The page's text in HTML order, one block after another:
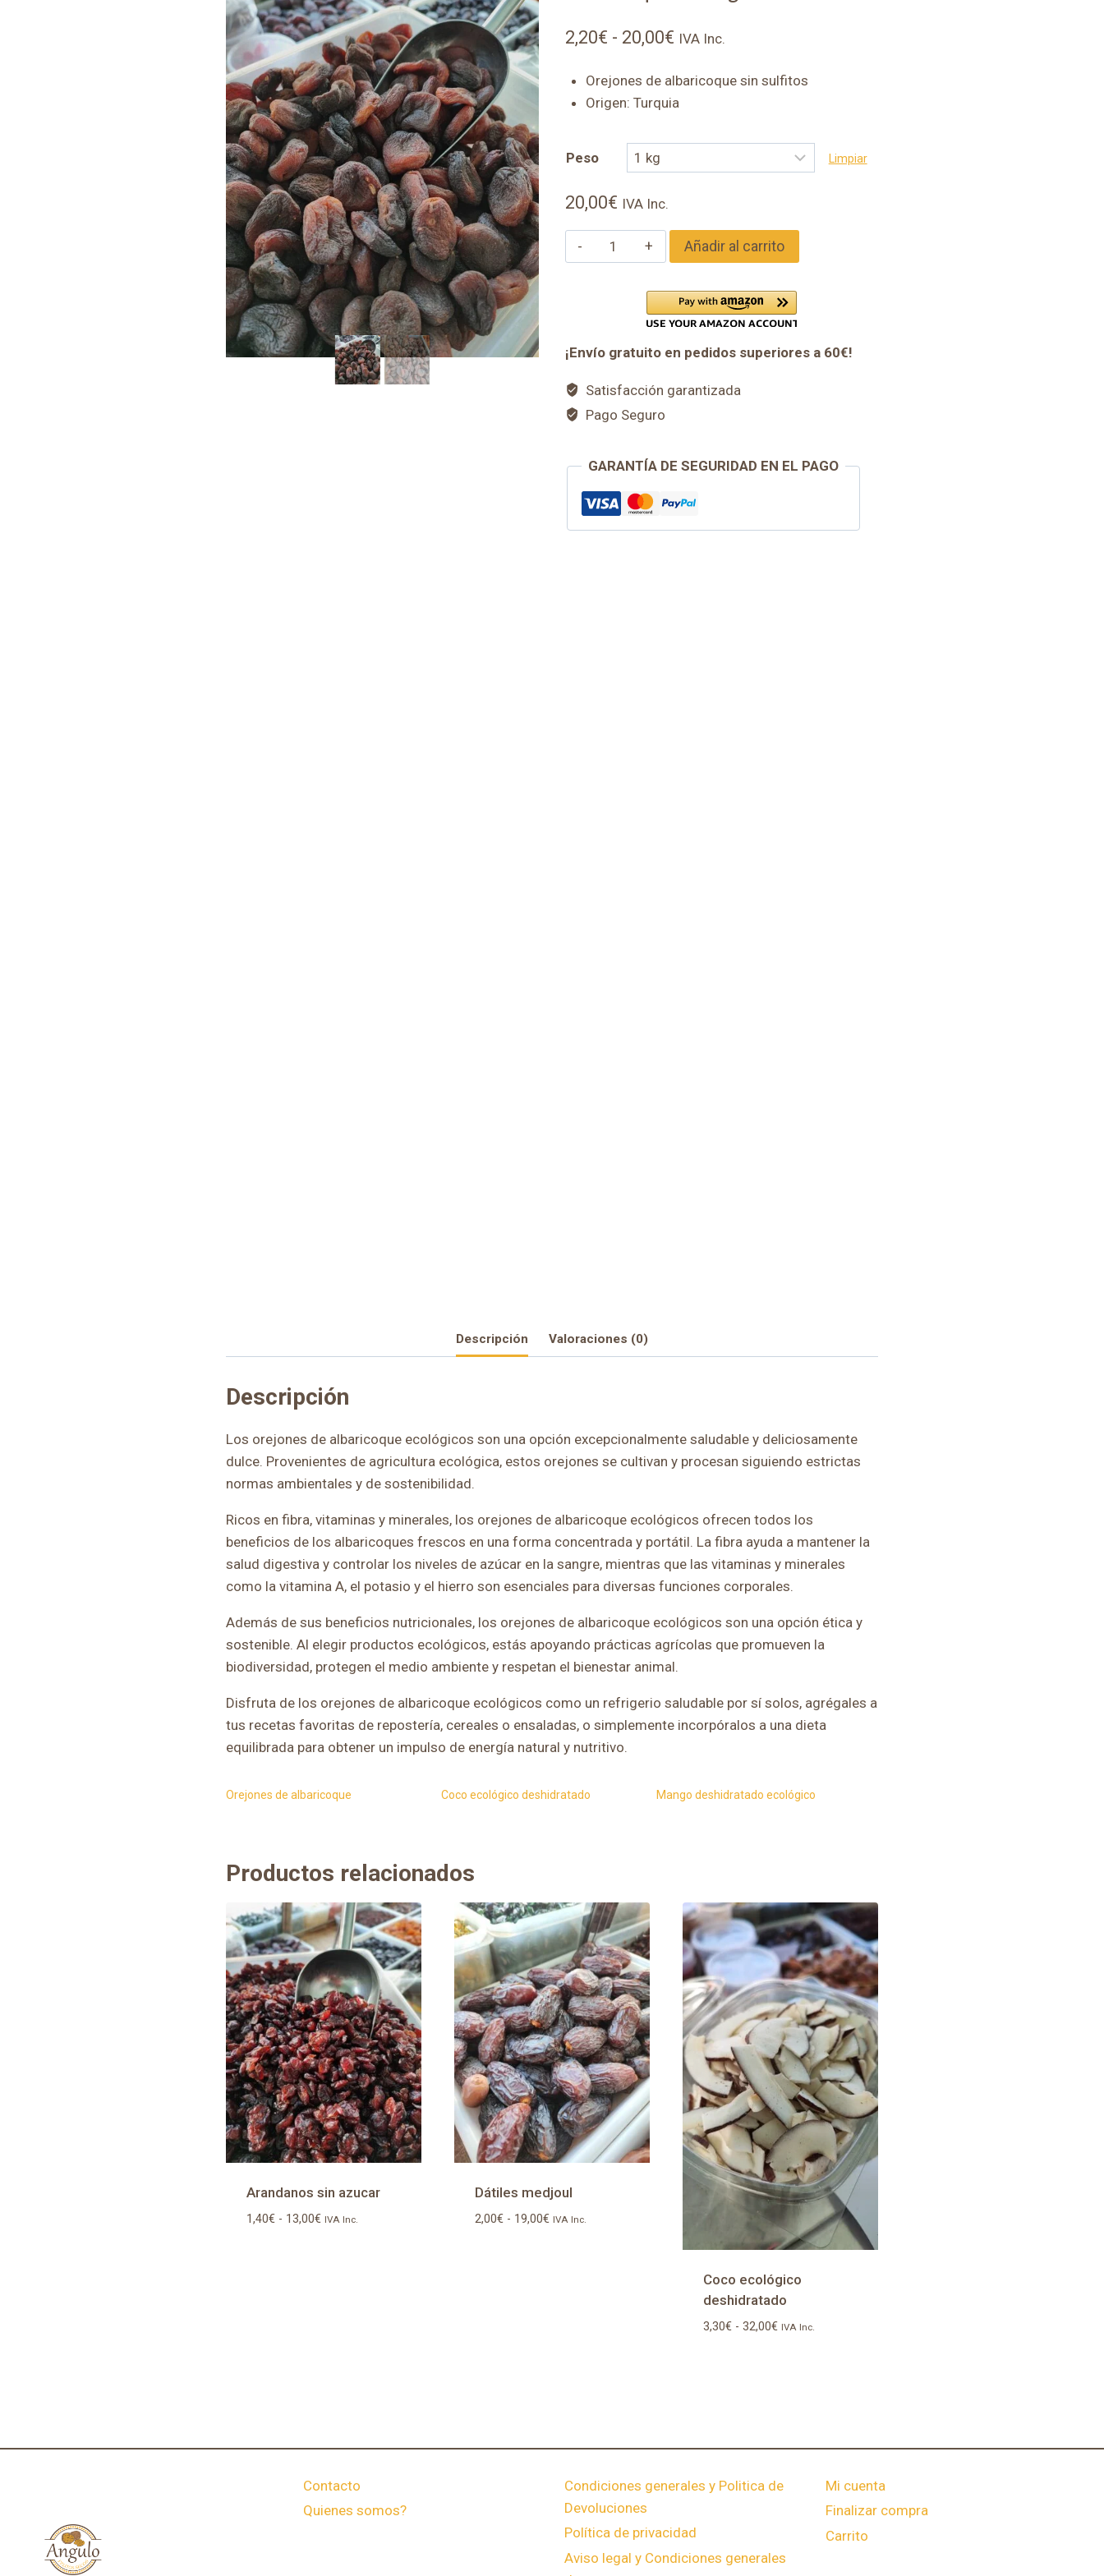
2,20€ - 20,00€Rango
precios:
2,20€
hasta
IVA Inc.
Orejones de albaricoque sin sulfitos
Origen: Turquia
Peso Limpiar
20,00€ IVA Inc.
Albaricoque
ecológico
Añadir al carrito
¡Envío gratuito en pedidos superiores a 60€!
Satisfacción garantizada
Pago Seguro
GARANTÍA DE SEGURIDAD EN EL PAGO
Descripción Valoraciones (0)
Descripción
Los orejones de albaricoque ecológicos son una opción excepcionalmente saludable y deliciosamente
dulce. Provenientes de agricultura ecológica, estos orejones se cultivan y procesan siguiendo estrictas
normas ambientales y de sostenibilidad.
Ricos en fibra, vitaminas y minerales, los orejones de albaricoque ecológicos ofrecen todos los
beneficios de los albaricoques frescos en una forma concentrada y portátil. La fibra ayuda a mantener la
salud digestiva y controlar los niveles de azúcar en la sangre, mientras que las vitaminas y minerales
como la vitamina A, el potasio y el hierro son esenciales para diversas funciones corporales.
Además de sus beneficios nutricionales, los orejones de albaricoque ecológicos son una opción ética y
sostenible. Al elegir productos ecológicos, estás apoyando prácticas agrícolas que promueven la
biodiversidad, protegen el medio ambiente y respetan el bienestar animal.
Disfruta de los orejones de albaricoque ecológicos como un refrigerio saludable por sí solos, agrégales a
tus recetas favoritas de repostería, cereales o ensaladas, o simplemente incorpóralos a una dieta
equilibrada para obtener un impulso de energía natural y nutritivo.
Orejones de albaricoque Coco ecológico deshidratado Mango deshidratado ecológico
Productos relacionados
Arandanos sin azucar
1,40€ - 13,00€Rango
IVA Inc.
Dátiles medjoul
2,00€ - 19,00€Rango
IVA Inc.
Coco ecológico
deshidratado
3,30€ - 32,00€Rango
IVA Inc.
Contacto
Quienes somos?
Condiciones generales y Politica de
Devoluciones
Política de privacidad
Aviso legal y Condiciones generales
Mi cuenta
Finalizar compra
Carrito